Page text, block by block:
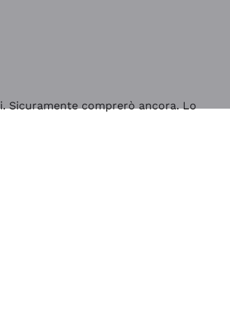
Sicuramente comprerò ancora. Lo